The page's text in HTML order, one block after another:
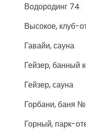
Водородинг 74
Высокое, клуб-
Гавайи, сауна
Гейзер, банный
Гейзер, сауна
Горбани, баня
Горный, парк-